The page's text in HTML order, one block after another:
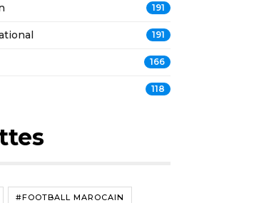
191
191
166
118
#FOOTBALL MAROCAIN